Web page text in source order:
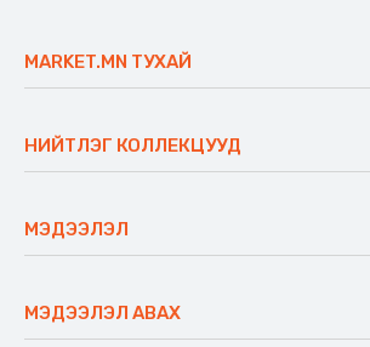
MARKET.MN ТУХАЙ
Үнэт зүйлс
Ажлын байр
Блог
НИЙТЛЭГ КОЛЛЕКЦУУД
Сүүдрэвч
Аяны ширээ
Аяны түшлэгтэй сандал
МЭДЭЭЛЭЛ
Буцаалтын журам
Захиалга шалгах
МЭДЭЭЛЭЛ АВАХ